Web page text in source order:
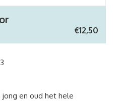
€12,50
en oud het hele